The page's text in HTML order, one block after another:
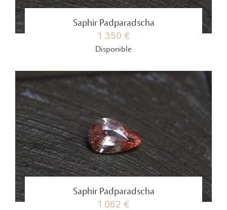
Saphir Padparadscha
1 350 €
Disponible
Saphir Padparadscha
1 062 €